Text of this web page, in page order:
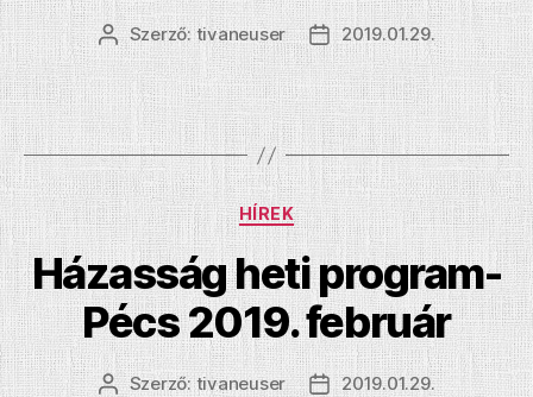
Bejegyzés
szerzője
Szerző:tivaneuser
Bejegyzés
dátuma
2019.01.29.
Kategóriák
HÍREK
Házasság heti program-
Pécs 2019. február
Bejegyzés
Szerző:tivaneuser
Bejegyzés
2019.01.29.